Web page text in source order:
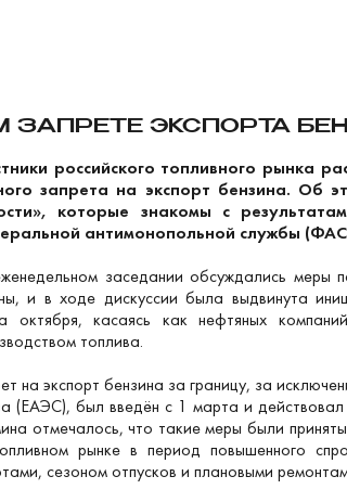
ЗАПРЕТЕ ЭКСПОРТА
российского топливного рынка
запрета на экспорт бензина. Об
которые знакомы с
антимонопольной службы
заседании обсуждались меры
и в ходе дискуссии была выдвинута
октября, касаясь как нефтяных
топлива.
на экспорт бензина за границу, за
(ЕАЭС), был введён с 1 марта и
отмечалось, что такие меры были
рынке в период повышенного
сезоном отпусков и плановыми